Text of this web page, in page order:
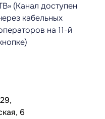
(Канал доступен
кабельных
на 11-й
6